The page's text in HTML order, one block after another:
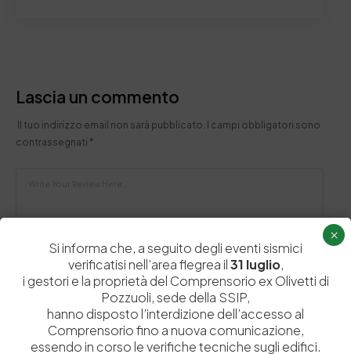
Lascia un commento
Il tuo indirizzo email non sarà pubblicato. I campi obbligatori sono
contrassegnati *
Si informa che, a seguito degli eventi sismici
verificatisi nell’area flegrea il31 luglio,
i gestori e la proprietà del Comprensorio ex Olivetti di
Pozzuoli, sede della SSIP,
hanno disposto l’interdizione dell’accesso al
Comprensorio fino a nuova comunicazione,
essendo in corso le verifiche tecniche sugli edifici.
×